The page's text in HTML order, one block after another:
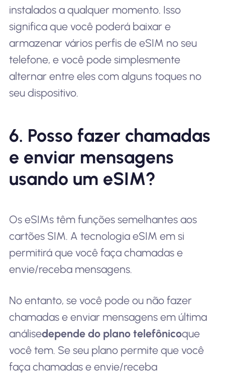
instalados a qualquer momento. Isso
significa que você poderá baixar e
armazenar vários perfis de eSIM no seu
telefone, e você pode simplesmente
alternar entre eles com alguns toques no
seu dispositivo.
6. Posso fazer chamadas
e enviar mensagens
usando um eSIM?
Os eSIMs têm funções semelhantes aos
cartões SIM. A tecnologia eSIM em si
permitirá que você faça chamadas e
envie/receba mensagens.
No entanto, se você pode ou não fazer
chamadas e enviar mensagens em última
análisedepende do plano telefônicoque
você tem. Se seu plano permite que você
faça chamadas e envie/receba